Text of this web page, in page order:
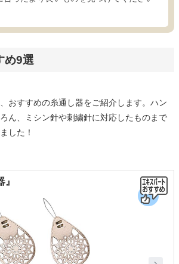
め9選
おすすめの糸通し器をご紹介します。ハン
ん、ミシン針や刺繍針に対応したものまで
した！